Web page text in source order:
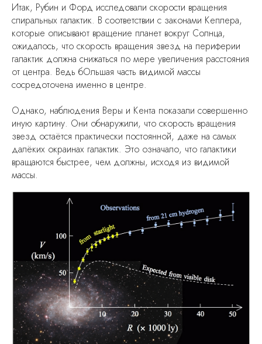
Итак, Рубин и Форд исследовали скорости вращения
спиральных галактик. В соответствии с законами Кеплера,
которые описывают вращение планет вокруг Солнца,
ожидалось, что скорость вращения звезд на периферии
галактик должна снижаться по мере увеличения расстояния
от центра. Ведь бОльшая часть видимой массы
сосредоточена именно в центре.
Однако, наблюдения Веры и Кента показали совершенно
иную картину. Они обнаружили, что скорость вращения
звезд остаётся практически постоянной, даже на самых
далёких окраинах галактик. Это означало, что галактики
вращаются быстрее, чем должны, исходя из видимой
массы.